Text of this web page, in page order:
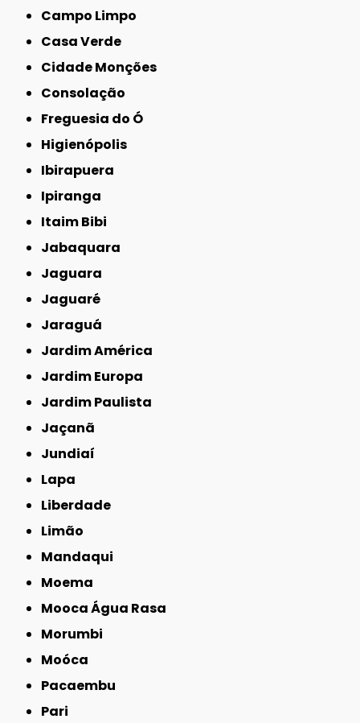
Campo Limpo
Casa Verde
Cidade Monções
Consolação
Freguesia do Ó
Higienópolis
Ibirapuera
Ipiranga
Itaim Bibi
Jabaquara
Jaguara
Jaguaré
Jaraguá
Jardim América
Jardim Europa
Jardim Paulista
Jaçanã
Jundiaí
Lapa
Liberdade
Limão
Mandaqui
Moema
Mooca Água Rasa
Morumbi
Moóca
Pacaembu
Pari